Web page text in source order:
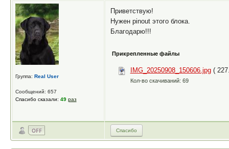
Группа: Real User
Сообщений: 657
Спасибо сказали: 49 раз
Приветствую!
Нужен pinout этого блока.
Благодарю!!!
Прикрепленные файлы
IMG_20250908_150606.jpg(
Кол-во скачиваний: 69
Спасибо